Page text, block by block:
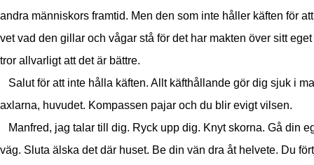
andra människors framtid. Men den som inte håller käften för
vet vad den gillar och vågar stå för det har makten över sitt
tror allvarligt att det är bättre.
Salut för att inte hålla käften. Allt käfthållande gör dig sjuk i
axlarna, huvudet. Kompassen pajar och du blir evigt vilsen.
Manfred, jag talar till dig. Ryck upp dig. Knyt skorna. Gå din
väg. Sluta älska det där huset. Be din vän dra åt helvete. Du